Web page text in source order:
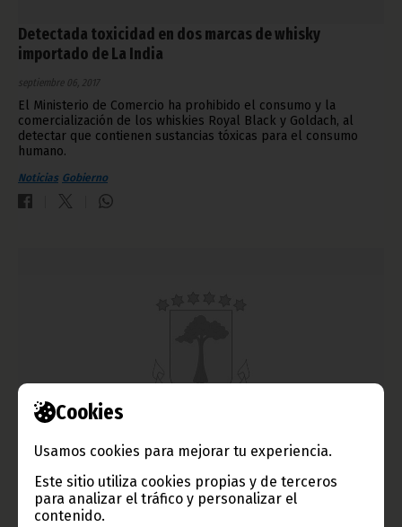
Cookies
Usamos cookies para mejorar tu experiencia.
Este sitio utiliza cookies propias y de terceros
para analizar el tráfico y personalizar el
contenido.
Detectada toxicidad en dos marcas de whisky
importado de La India
septiembre 06, 2017
El Ministerio de Comercio ha prohibido el consumo y la
comercialización de los whiskies Royal Black y Goldach, al
detectar que contienen sustancias tóxicas para el consumo
humano.
Noticias Gobierno
El Primer Ministro recibe al Vicepresidente de la
Conferencia Episcopal
septiembre 06, 2017
El Vicepresidente de la Conferencia Episcopal de la República